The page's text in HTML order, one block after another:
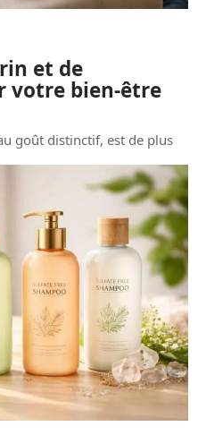
et de
votre bien-être
goût distinctif, est de plus